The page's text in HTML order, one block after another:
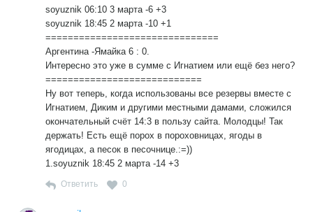
soyuznik 06:10 3 марта -6 +3
soyuznik 18:45 2 марта -10 +1
===============================
Аргентина -Ямайка 6 : 0.
Интересно это уже в сумме с Игнатием или ещё без него?
============================
Ну вот теперь, когда использованы все резервы вместе с
Игнатием, Диким и другими местными дамами, сложился
окончательный счёт 14:3 в пользу сайта. Молодцы! Так
держать! Есть ещё порох в пороховницах, ягоды в
ягодицах, а песок в песочнице.:=))
1.soyuznik 18:45 2 марта -14 +3
Ответить 0